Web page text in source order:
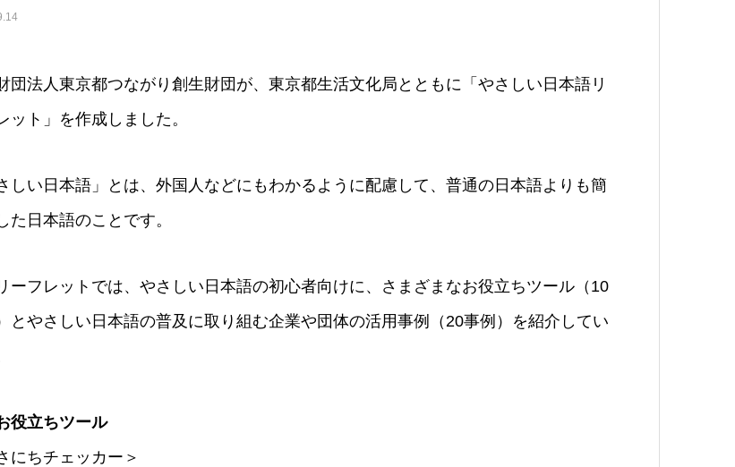
団法人東京都つながり創生財団が、東京都生活文化局とともに「やさしい日本語リ
ット」を作成しました。
しい日本語」とは、外国人などにもわかるように配慮して、普通の日本語よりも簡
た日本語のことです。
ーフレットでは、やさしい日本語の初心者向けに、さまざまなお役立ちツール（10
とやさしい日本語の普及に取り組む企業や団体の活用事例（20事例）を紹介してい
役立ちツール
にちチェッカー＞